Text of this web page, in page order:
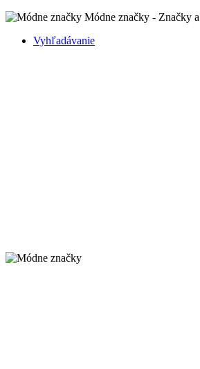
Módne značky - Značky
Vyhľadávanie